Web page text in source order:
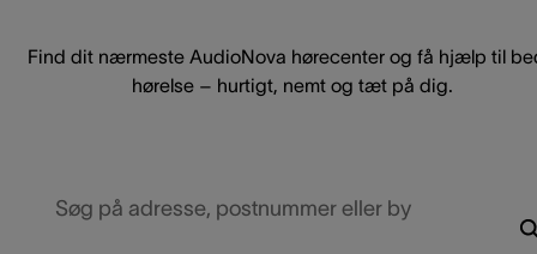
Find dit nærmeste AudioNova hørecenter og få hjælp til
hørelse – hurtigt, nemt og tæt på dig.
Søg på adresse, postnummer eller by